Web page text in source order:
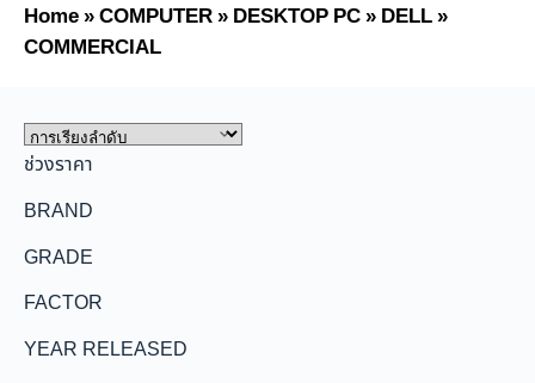
Home»COMPUTER»DESKTOP PC»DELL»
COMMERCIAL
ช่วงราคา
BRAND
GRADE
FACTOR
YEAR RELEASED